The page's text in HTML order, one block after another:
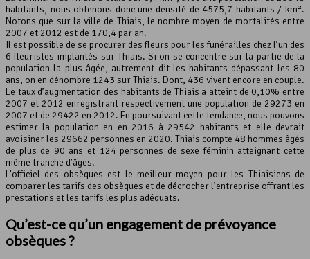
Leaflet , ©OpenStreetMapcontributeurs
habitants, nous obtenons donc une densité de 4575,7 habitants / km².
Notons que sur la ville de Thiais, le nombre moyen de mortalités entre
2007 et 2012 est de 170,4 par an.
Il est possible de se procurer des fleurs pour les funérailles chez l’un des
6 fleuristes implantés sur Thiais. Si on se concentre sur la partie de la
population la plus âgée, autrement dit les habitants dépassant les 80
ans, on en dénombre 1243 sur Thiais. Dont, 436 vivent encore en couple.
Le taux d’augmentation des habitants de Thiais a atteint de 0,10% entre
2007 et 2012 enregistrant respectivement une population de 29273 en
2007 et de 29422 en 2012. En poursuivant cette tendance, nous pouvons
estimer la population en en 2016 à 29542 habitants et elle devrait
avoisiner les 29662 personnes en 2020. Thiais compte 48 hommes âgés
de plus de 90 ans et 124 personnes de sexe féminin atteignant cette
même tranche d’âges.
L’officiel des obsèques est le meilleur moyen pour les Thiaisiens de
comparer les tarifs des obsèques et de décrocher l’entreprise offrant les
prestations et les tarifs les plus adéquats.
Qu’est-ce qu’un engagement de prévoyance
obsèques ?